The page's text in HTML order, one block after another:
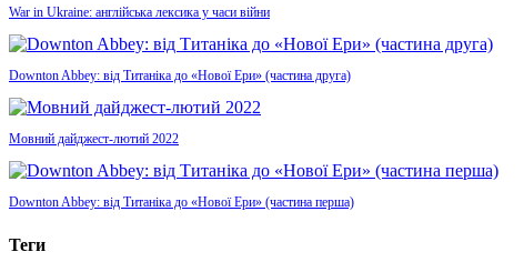
War in Ukraine: англійська лексика у часи війни
Downton Abbey: від Титаніка до «Нової Ери» (частина друга)
Мовний дайджест-лютий 2022
Downton Abbey: від Титаніка до «Нової Ери» (частина перша)
Теги